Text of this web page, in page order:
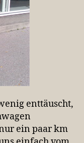
enttäuscht,
ein paar km